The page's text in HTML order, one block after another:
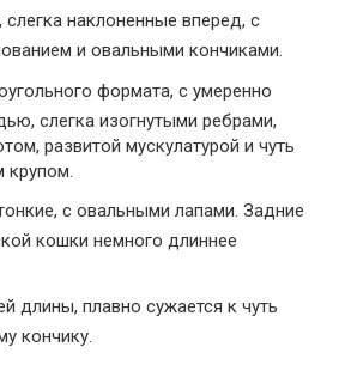
наклоненные вперед, с
и овальными кончиками.
формата, с умеренно
слегка изогнутыми ребрами,
развитой мускулатурой и чуть
с овальными лапами. Задние
кошки немного длиннее
длины, плавно сужается к чуть
кончику.